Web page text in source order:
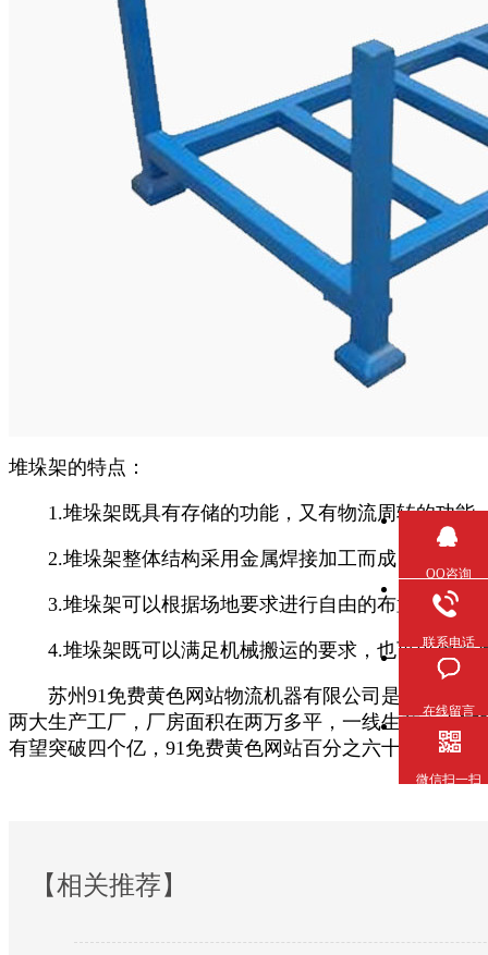
堆垛架的特点：
1.堆垛架既具有存储的功能，又有物流周转的功能
2.堆垛架整体结构采用金属焊接加工而成，结实耐用
3.堆垛架可以根据场地要求进行自由的布置，它可以适
4.堆垛架既可以满足机械搬运的要求，也可以用于存储
苏州91免费黄色网站物流机器有限公司是生产制造堆垛架
两大生产工厂，厂房面积在两万多平，一线生产工人
有望突破四个亿，91免费黄色网站百分之六十的产品出口到
【相关推荐】
QQ咨询
联系电话
在线留言
微信扫一扫